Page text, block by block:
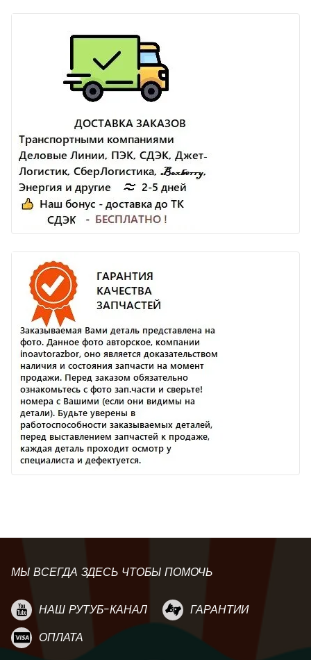
МЫ ВСЕГДА ЗДЕСЬ ЧТОБЫ ПОМОЧЬ
НАШ РУТУБ-КАНАЛ
ГАРАНТИИ
ОПЛАТА